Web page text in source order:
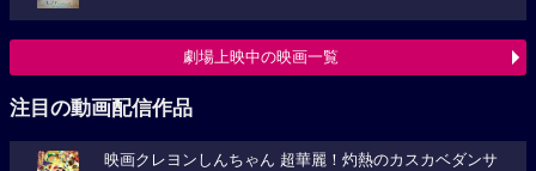
劇場上映中の映画一覧
注目の動画配信作品
映画クレヨンしんちゃん 超華麗！灼熱のカスカベダンサ